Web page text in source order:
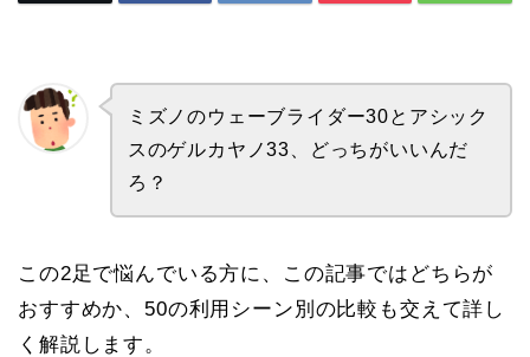
ミズノのウェーブライダー30とアシック
スのゲルカヤノ33、どっちがいいんだ
ろ？
この2足で悩んでいる方に、この記事ではどちらが
おすすめか、50の利用シーン別の比較も交えて詳し
く解説します。